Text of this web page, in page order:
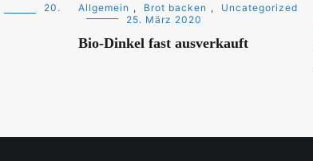
20.
Allgemein , Brot backen ,
Uncategorized
25. März 2020
Bio-Dinkel fast ausverkauft